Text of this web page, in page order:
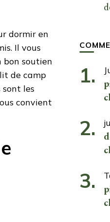
dormir en
Il vous
bon soutien
de camp
sont les
convient